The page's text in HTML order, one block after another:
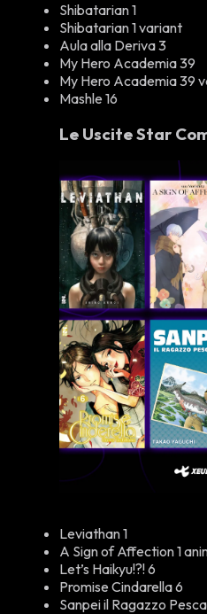
Shibatarian 1
Shibatarian 1 variant
Aula alla Deriva 3
My Hero Academia 39
My Hero Academia 39
Mashle 16
Le Uscite Star
Leviathan 1
A Sign of Affection 1
Let’s Haikyu!?! 6
Promise Cindarella 6
Sanpei il Ragazzo